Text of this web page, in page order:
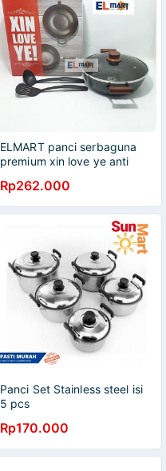
ELMART panci serbaguna
premium xin love ye anti
Rp262.000
Panci Set Stainless steel isi
5 pcs
Rp170.000